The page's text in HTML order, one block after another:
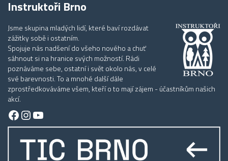
Instruktoři Brno
Jsme skupina mladých lidí, které baví rozdávat
zážitky sobě i ostatním.
Spojuje nás nadšení do všeho nového a chuť
sáhnout si na hranice svých možností. Rádi
poznáváme sebe, ostatní i svět okolo nás, v celé
své barevnosti. To a mnohé další dále
zprostředkováváme všem, kteří o to mají zájem - účastníkům našich
akcí.
Facebook
Instagram
YouTube